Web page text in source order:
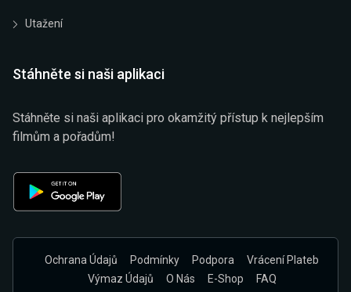
Utažení
Stáhněte si naši aplikaci
Stáhněte si naši aplikaci pro okamžitý přístup k nejlepším
filmům a pořadům!
Ochrana Údajů Podmínky Podpora
Vrácení Plateb
Výmaz Údajů
O Nás E-Shop FAQ